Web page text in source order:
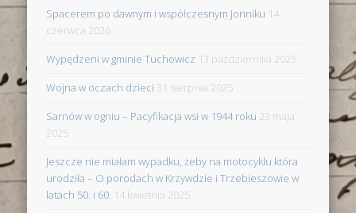
Spacerem po dawnym i współczesnym Jonniku 14
czerwca 2026
Wypędzeni w gminie Tuchowicz 13 października 2025
Wojna w oczach dzieci 31 sierpnia 2025
Sarnów w ogniu – Pacyfikacja wsi w 1944 roku 23 maja
2025
Jeszcze nie miałam wypadku, żeby na motocyklu która
urodziła – O porodach w Krzywdzie i Trzebieszowie w
latach 50. i 60. 14 kwietnia 2025